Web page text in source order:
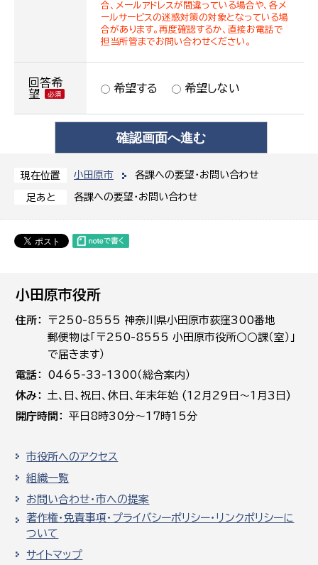
現在位置 小田原市 各課への要望・お問い合わせ
足あと 各課への要望・お問い合わせ
合、メールアドレスが間違っている場合や、各メ
ールサービスの迷惑対策の対象となっている場
合があります。再度確認するか、直接お電話で
担当所管までお問い合わせください。
回答希
望
希望する 希望しない
小田原市役所
住所
〒250-8555 神奈川県小田原市荻窪300番地
郵便物は「〒250-8555 小田原市役所○○課（室）」
で届きます）
電話
0465-33-1300（総合案内）
休み
土､日､祝日、休日、年末年始 (12月29日～1月3日)
開庁時間
平日8時30分～17時15分
市役所へのアクセス
組織一覧
お問い合わせ・市への提案
著作権・免責事項・プライバシーポリシー・リンクポリシーに
ついて
サイトマップ